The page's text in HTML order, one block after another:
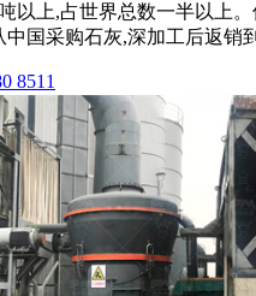
以上,占世界总数一半以上
国采购石灰,深加工后返销
8511